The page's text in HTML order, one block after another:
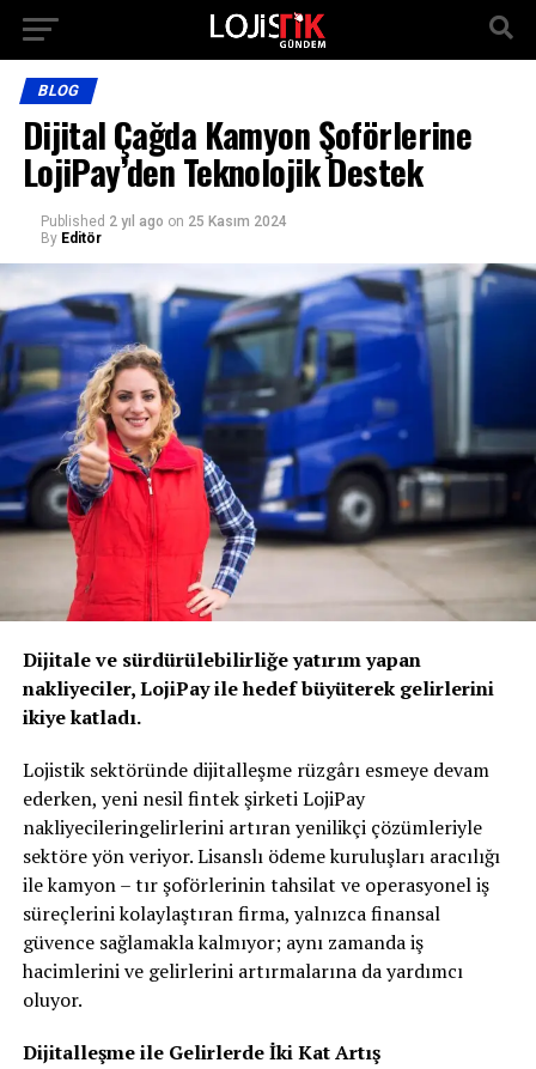
BLOG
Dijital Çağda Kamyon Şoförlerine
LojiPay’den Teknolojik Destek
Published 2 yıl ago on 25 Kasım 2024
By Editör
Dijitale ve sürdürülebilirliğe yatırım yapan
nakliyeciler, LojiPay ile hedef büyüterek gelirlerini
ikiye katladı.
Lojistik sektöründe dijitalleşme rüzgârı esmeye devam
ederken, yeni nesil fintek şirketi LojiPay
nakliyecileringelirlerini artıran yenilikçi çözümleriyle
sektöre yön veriyor. Lisanslı ödeme kuruluşları aracılığı
ile kamyon – tır şoförlerinin tahsilat ve operasyonel iş
süreçlerini kolaylaştıran firma, yalnızca finansal
güvence sağlamakla kalmıyor; aynı zamanda iş
hacimlerini ve gelirlerini artırmalarına da yardımcı
oluyor.
Dijitalleşme ile Gelirlerde İki Kat Artış